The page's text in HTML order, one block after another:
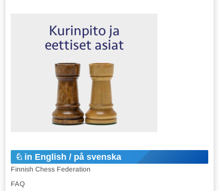
in English / på svenska
Finnish Chess Federation
FAQ